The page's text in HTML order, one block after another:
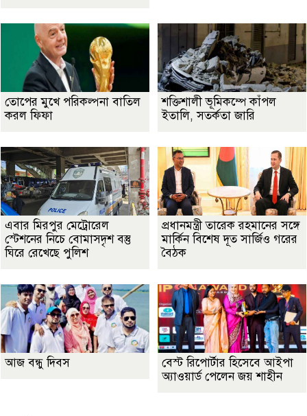
তোপের মুখে পরিকল্পনা বাতিল
করল ফিফা
শক্তিশালী ভূমিকম্পে কাঁপল
ইতালি, সতর্কতা জারি
এবার মিরপুর মেট্রোরেল
স্টেশনের নিচে বোমাসদৃশ বস্তু
ঘিরে রেখেছে পুলিশ
প্রধানমন্ত্রী তারেক রহমানের সঙ্গে
মার্কিন বিশেষ দূত সার্জিও গরের
বৈঠক
আজ বন্ধু দিবস
বেস্ট রিপোর্টার হিসেবে আইপা
অ্যাওয়ার্ড পেলেন জয় শাহীন